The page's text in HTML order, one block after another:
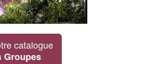
catalogue
Groupes